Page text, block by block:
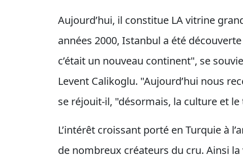
Aujourd’hui, il constitue LA vitrine
années 2000, Istanbul a été
c’était un nouveau continent", se
Levent Calikoglu. "Aujourd’hui nous
se réjouit-il, "désormais, la culture et
L’intérêt croissant porté en Turquie à
de nombreux créateurs du cru. Ainsi